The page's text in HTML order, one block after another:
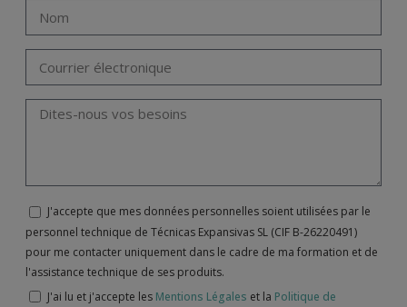
J'accepte que mes données personnelles soient utilisées par le
personnel technique de Técnicas Expansivas SL (CIF B-26220491)
pour me contacter uniquement dans le cadre de ma formation et de
l'assistance technique de ses produits.
J'ai lu et j'accepte les Mentions Légales et la Politique de